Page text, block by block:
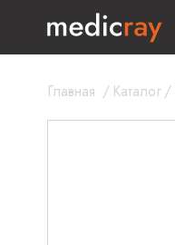
Главная / Каталог/